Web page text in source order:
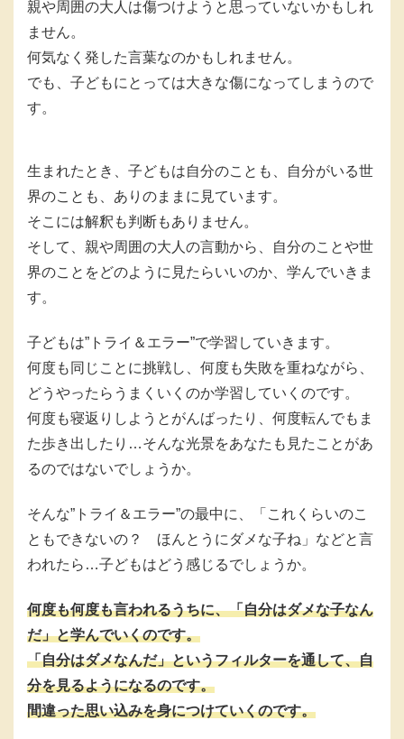
親や周囲の大人は傷つけようと思っていないかもしれ
ません。
何気なく発した言葉なのかもしれません。
でも、子どもにとっては大きな傷になってしまうので
す。
生まれたとき、子どもは自分のことも、自分がいる世
界のことも、ありのままに見ています。
そこには解釈も判断もありません。
そして、親や周囲の大人の言動から、自分のことや世
界のことをどのように見たらいいのか、学んでいきま
す。
子どもは”トライ＆エラー”で学習していきます。
何度も同じことに挑戦し、何度も失敗を重ねながら、
どうやったらうまくいくのか学習していくのです。
何度も寝返りしようとがんばったり、何度転んでもま
た歩き出したり…そんな光景をあなたも見たことがあ
るのではないでしょうか。
そんな”トライ＆エラー”の最中に、「これくらいのこ
ともできないの？ ほんとうにダメな子ね」などと言
われたら…子どもはどう感じるでしょうか。
何度も何度も言われるうちに、「自分はダメな子なん
だ」と学んでいくのです。
「自分はダメなんだ」というフィルターを通して、自
分を見るようになるのです。
間違った思い込みを身につけていくのです。